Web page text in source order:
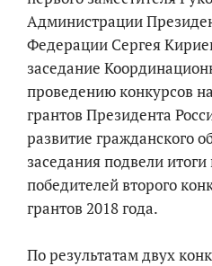
Администрации
Федерации Сергея
заседание
проведению конкурсов
грантов Президента
развитие гражданского
заседания подвели
победителей второго
грантов 2018 года.
По результатам двух